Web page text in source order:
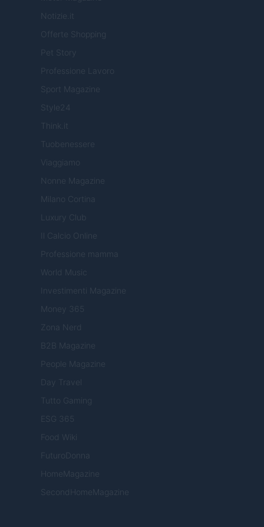
Notizie.it
Offerte Shopping
Pet Story
Professione Lavoro
Sport Magazine
Style24
Think.it
Tuobenessere
Viaggiamo
Nonne Magazine
Milano Cortina
Luxury Club
Il Calcio Online
Professione mamma
World Music
Investimenti Magazine
Money 365
Zona Nerd
B2B Magazine
People Magazine
Day Travel
Tutto Gaming
ESG 365
Food Wiki
FuturoDonna
HomeMagazine
SecondHomeMagazine